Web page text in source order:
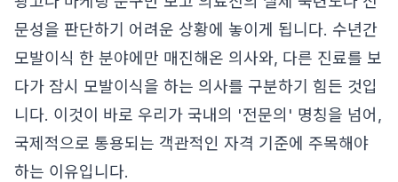
문성을 판단하기 어려운 상황에 놓이게 됩니다. 수년간
모발이식 한 분야에만 매진해온 의사와, 다른 진료를 보
다가 잠시 모발이식을 하는 의사를 구분하기 힘든 것입
니다. 이것이 바로 우리가 국내의 '전문의' 명칭을 넘어,
국제적으로 통용되는 객관적인 자격 기준에 주목해야
하는 이유입니다.